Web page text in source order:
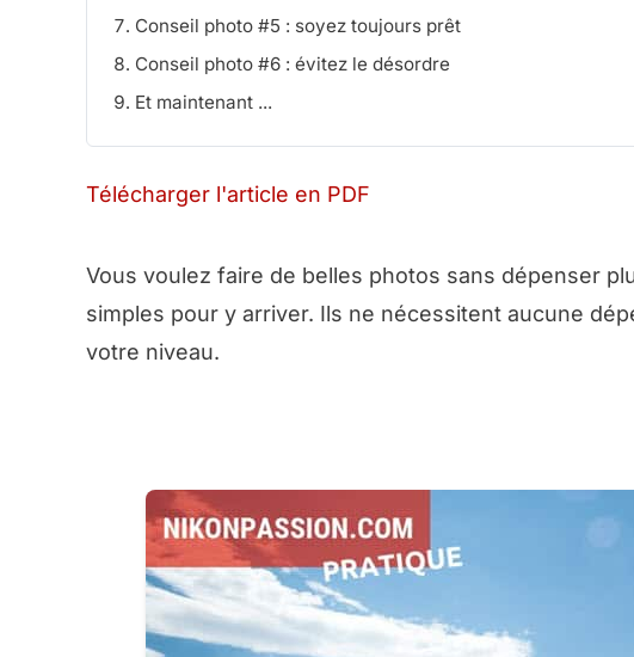
Conseil photo #5 : soyez toujours prêt
Conseil photo #6 : évitez le désordre
Et maintenant ...
Télécharger l'article en PDF
Vous voulez faire de belles photos sans dépenser
simples pour y arriver. Ils ne nécessitent aucune
votre niveau.